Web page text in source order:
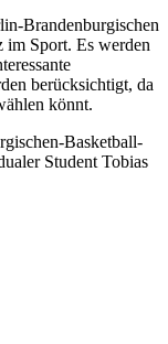
Brandenburgischen
im Sport. Es werden
berücksichtigt, da
könnt.
Basketball-
Student Tobias